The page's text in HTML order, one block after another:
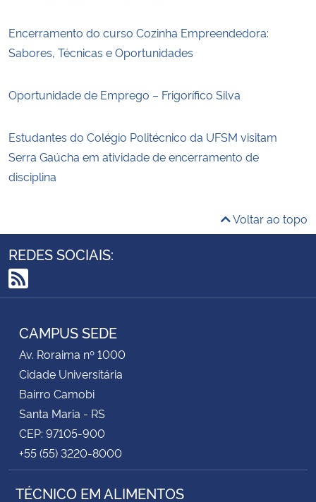
Encerramento do curso Cozinha Empreendedora:
Sabores, Técnicas e Oportunidades
Oportunidade de Emprego – Frigorífico Silva
Estudantes do Colégio Politécnico da UFSM visitam
Serra Gaúcha em atividade de encerramento de
disciplina
Voltar ao topo
REDES SOCIAIS:
RSS
CAMPUS SEDE
Av. Roraima nº 1000
Cidade Universitária
Bairro Camobi
Santa Maria - RS
CEP: 97105-900
+55 (55) 3220-8000
TÉCNICO EM ALIMENTOS